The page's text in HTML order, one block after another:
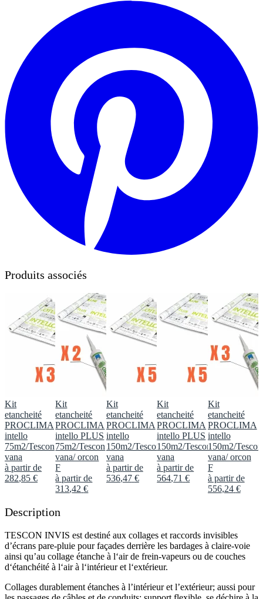
Produits associés
Kit
etancheité
PROCLIMA
intello
75m2/Tescon
vana
à partir de
282,85 €
Kit
etancheité
PROCLIMA
intello PLUS
75m2/Tescon
vana/ orcon
F
à partir de
313,42 €
Kit
etancheité
PROCLIMA
intello
150m2/Tescon
vana
à partir de
536,47 €
Kit
etancheité
PROCLIMA
intello PLUS
150m2/Tescon
vana
à partir de
564,71 €
Kit
etancheité
PROCLIMA
intello
150m2/Tescon
vana/ orcon
F
à partir de
556,24 €
Description
TESCON INVIS est destiné aux collages et raccords invisibles
d’écrans pare-pluie pour façades derrière les bardages à claire-voie
ainsi qu’au collage étanche à l‘air de frein-vapeurs ou de couches
d‘étanchéité à l‘air à l‘intérieur et l‘extérieur.
Collages durablement étanches à l’intérieur et l’extérieur; aussi pour